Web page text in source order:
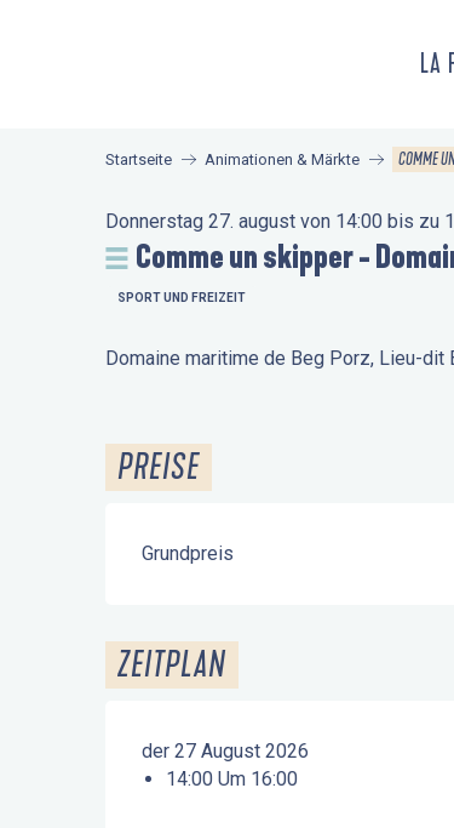
LA
Startseite Animationen & Märkte COMME
Donnerstag 27. august von 14:00 bis zu
Comme un skipper -
SPORT UND FREIZEIT
Domaine maritime de Beg Porz, Lieu-
PREISE
Grundpreis
ZEITPLAN
der 27 August 2026
14:00 Um 16:00